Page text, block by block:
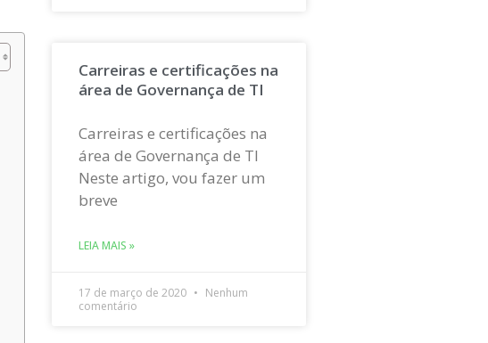
Carreiras e certificações na
área de Governança de TI
Carreiras e certificações na
área de Governança de TI
Neste artigo, vou fazer um
breve
LEIA MAIS »
17 de março de 2020
Nenhum
comentário